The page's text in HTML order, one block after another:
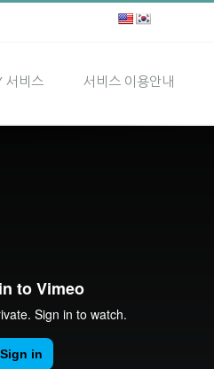
서비스 서비스 이용안내